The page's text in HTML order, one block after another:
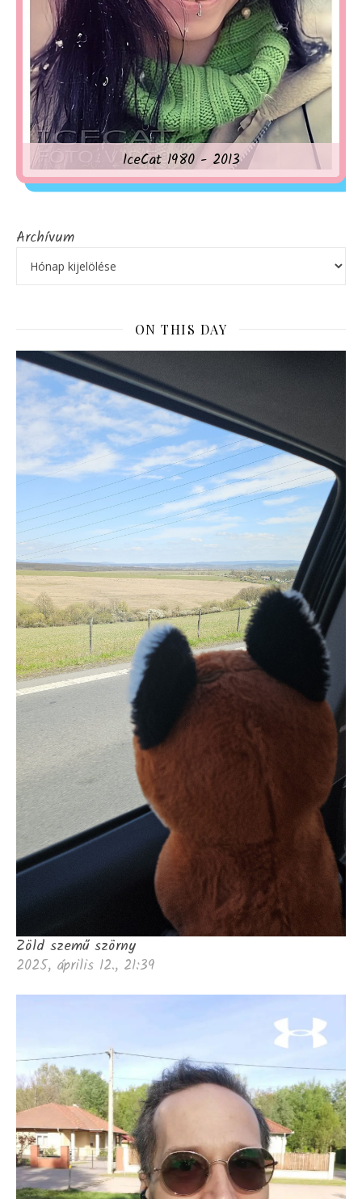
IceCat 1980 - 2013
Archívum
ON THIS DAY
Zöld szemű szörny
2025, április 12., 21:39